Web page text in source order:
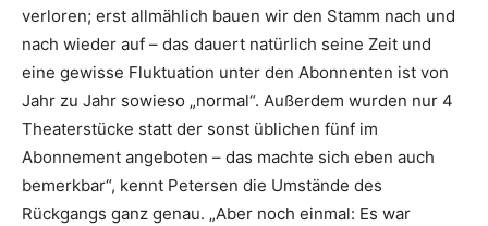
verloren; erst allmählich bauen wir den Stamm nach und
nach wieder auf – das dauert natürlich seine Zeit und
eine gewisse Fluktuation unter den Abonnenten ist von
Jahr zu Jahr sowieso „normal“. Außerdem wurden nur 4
Theaterstücke statt der sonst üblichen fünf im
Abonnement angeboten – das machte sich eben auch
bemerkbar“, kennt Petersen die Umstände des
Rückgangs ganz genau. „Aber noch einmal: Es war